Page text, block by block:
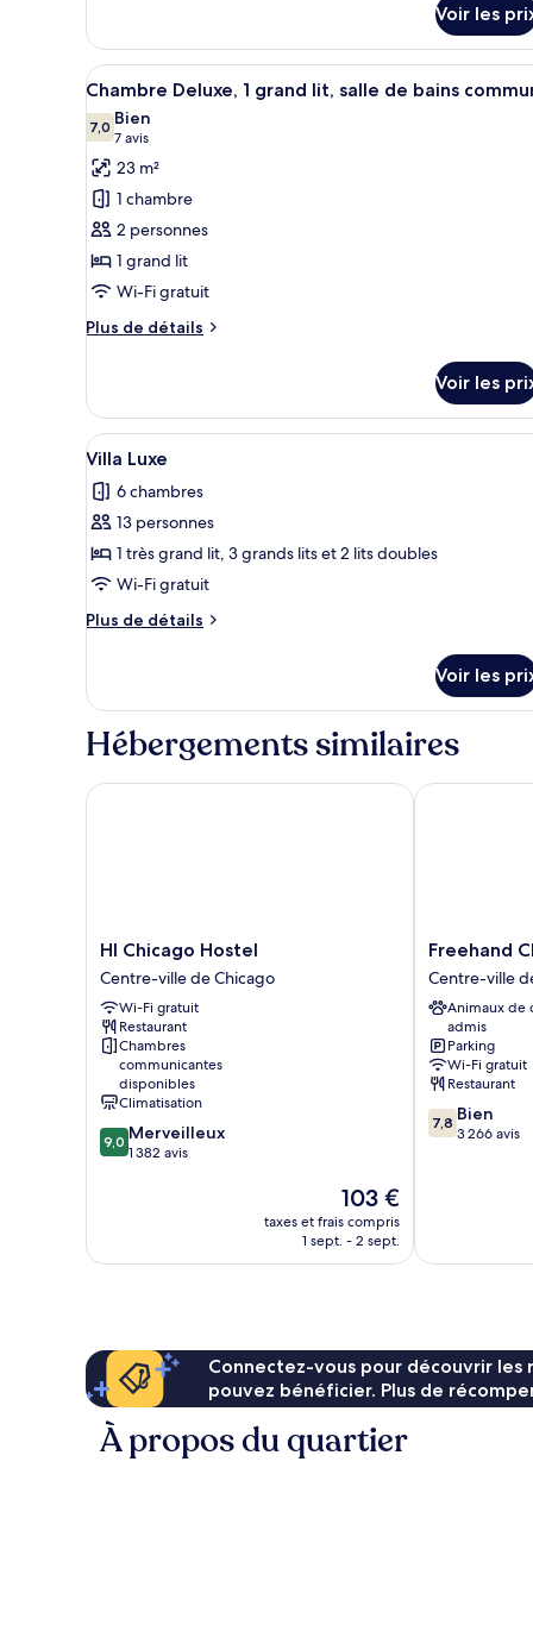
salle
de
bains
commune
chambre
Chambre,
1
lit
double,
salle
de
bains
commune
Voir les
Afficher
toutes
les
photos
pour
ce
type
de
chambre :
Chambre
grand
lit,
salle
de
bains
commune
Une chambre à coucher
14
Chambre Deluxe, 1 grand lit, salle de bains
7,07,0 sur 10
Bien
7 avis
(7 avis)
23 m²
1 chambre
2 personnes
1 grand lit
Wi-Fi gratuit
Plus de détails
Plus
le
type
de
Chambre
Deluxe,
grand
lit,
de
Voir les
Afficher
toutes
les
photos
pour
ce
type
de
Villa
Luxe
Un salon moderne avec un
20
Villa Luxe
6 chambres
13 personnes
1 très grand lit, 3 grands lits et 2 lits doubles
Wi-Fi gratuit
Plus de détails
Plus
le
type
de
Villa
Voir les
Hébergements similaires
HI
Chicago
Hostel
Centre-
ville
de
Chicago
HI Chicago Hostel
Centre-ville de Chicago
Wi-Fi gratuit
Restaurant
Chambres
communicantes
disponibles
Climatisation
9.0
sur
9,0 Merveilleux
1 382 avis
Le
nouveau
prix
103 €
taxes et frais compris
1 sept. - 2 sept.
HI Chicago Hostel
Freehand
Chicago
Centre-
ville
Chicago
Freehand
Centre-ville
Animaux de
admis
Parking
Wi-Fi gratuit
Restaurant
7.8
sur
7,8 Bien
3 266 avis
Freehand
Connectez-vous pour découvrir
pouvez bénéficier. Plus de
À propos du quartier